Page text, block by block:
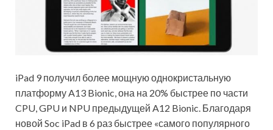
iPad 9 получил более мощную однокристальную
платформу A13 Bionic, она на 20% быстрее по части
CPU, GPU и NPU предыдущей A12 Bionic. Благодаря
новой Soc iPad в 6 раз быстрее «самого популярного